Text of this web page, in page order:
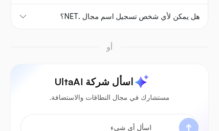
هل يمكن لأي شخص تسجيل اسم مجال .NET؟
أو
اسأل شركة UltaAI
مستشارك في مجال النطاقات والاستضافة.